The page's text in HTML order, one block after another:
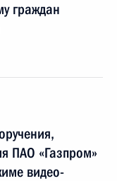
граждан
ПАО «Газпром»
видео-